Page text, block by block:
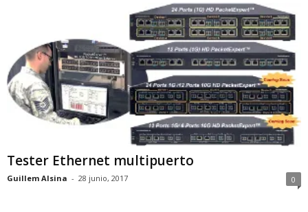
Tester Ethernet multipuerto
Guillem Alsina - 28 junio, 2017 0